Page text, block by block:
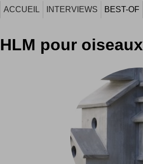
ACCUEIL INTERVIEWS BEST-OF
HLM pour oiseaux